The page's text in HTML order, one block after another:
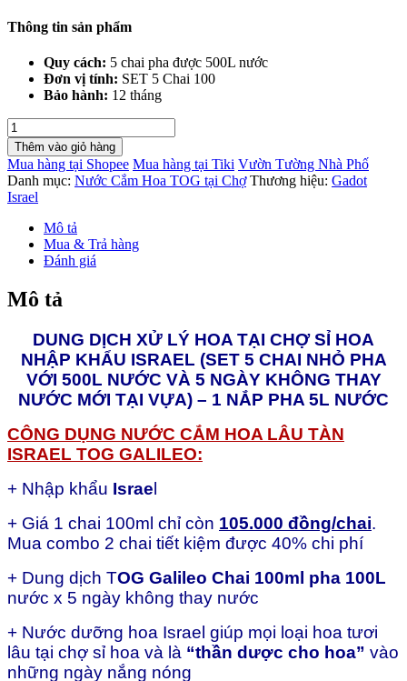
Thông tin sản phẩm
Quy cách: 5 chai pha được 500L nước
Đơn vị tính: SET 5 Chai 100
Bảo hành: 12 tháng
Thuốc
Cắm
Hoa
tại
Vựa
Sỉ
Hoa
(COMBO
giảm
còn
hoa
Chợ
hoa
lâu
hơn
không
đen
gốc
hoa.
tục
5
không
thay
nước
Thêm vào giỏ hàng
Mua hàng tại Shopee Mua hàng tại Tiki Vườn Tường Nhà Phố
Danh mục: Nước Cắm Hoa TOG tại Chợ Thương hiệu: Gadot
Israel
Mô tả
Mua & Trả hàng
Đánh giá
Mô tả
DUNG DỊCH XỬ LÝ HOA TẠI CHỢ SỈ HOA
NHẬP KHẨU ISRAEL (SET 5 CHAI NHỎ PHA
VỚI 500L NƯỚC VÀ 5 NGÀY KHÔNG THAY
NƯỚC MỚI TẠI VỰA) – 1 NẮP PHA 5L NƯỚC
CÔNG DỤNG NƯỚC CẮM HOA LÂU TÀN
ISRAEL TOG GALILEO:
+ Nhập khẩu Israe
+ Giá 1 chai 100ml chỉ còn 105.000 đồng/chai.
Mua combo 2 chai tiết kiệm được 40% chi phí
+ Dung dịch TOG Galileo Chai 100ml pha 100L
nước x 5 ngày không thay nước
+ Nước dưỡng hoa Israel giúp mọi loại hoa tươi
lâu tại chợ sỉ hoa và là “thần dược cho hoa” vào
những ngày nắng nóng